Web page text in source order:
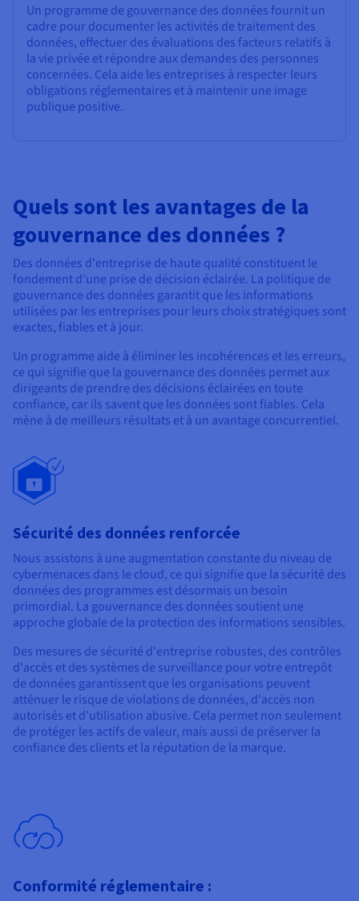
Un programme de gouvernance des données fournit un
cadre pour documenter les activités de traitement des
données, effectuer des évaluations des facteurs relatifs à
la vie privée et répondre aux demandes des personnes
concernées. Cela aide les entreprises à respecter leurs
obligations réglementaires et à maintenir une image
publique positive.
Quels sont les avantages de la
gouvernance des données ?
Des données d'entreprise de haute qualité constituent le
fondement d'une prise de décision éclairée. La politique de
gouvernance des données garantit que les informations
utilisées par les entreprises pour leurs choix stratégiques sont
exactes, fiables et à jour.
Un programme aide à éliminer les incohérences et les erreurs,
ce qui signifie que la gouvernance des données permet aux
dirigeants de prendre des décisions éclairées en toute
confiance, car ils savent que les données sont fiables. Cela
mène à de meilleurs résultats et à un avantage concurrentiel.
Sécurité des données renforcée
Nous assistons à une augmentation constante du niveau de
cybermenaces dans le cloud, ce qui signifie que la sécurité des
données des programmes est désormais un besoin
primordial. La gouvernance des données soutient une
approche globale de la protection des informations sensibles.
Des mesures de sécurité d'entreprise robustes, des contrôles
d'accès et des systèmes de surveillance pour votre entrepôt
de données garantissent que les organisations peuvent
atténuer le risque de violations de données, d'accès non
autorisés et d'utilisation abusive. Cela permet non seulement
de protéger les actifs de valeur, mais aussi de préserver la
confiance des clients et la réputation de la marque.
Conformité réglementaire :